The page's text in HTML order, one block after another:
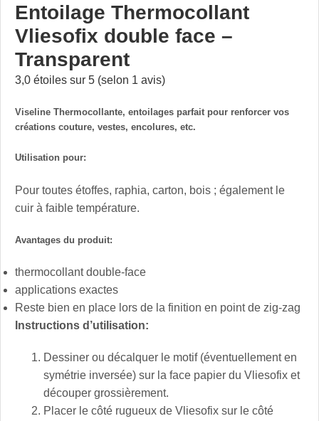
Entoilage Thermocollant
Vliesofix double face –
Transparent
3,0 étoiles sur 5 (selon 1 avis)
Viseline Thermocollante, entoilages parfait pour renforcer vos
créations couture, vestes, encolures, etc.
Utilisation pour:
Pour toutes étoffes, raphia, carton, bois ; également le
cuir à faible température.
Avantages du produit:
thermocollant double-face
applications exactes
Reste bien en place lors de la finition en point de zig-zag
Instructions d’utilisation:
Dessiner ou décalquer le motif (éventuellement en
symétrie inversée) sur la face papier du Vliesofix et
découper grossièrement.
Placer le côté rugueux de Vliesofix sur le côté